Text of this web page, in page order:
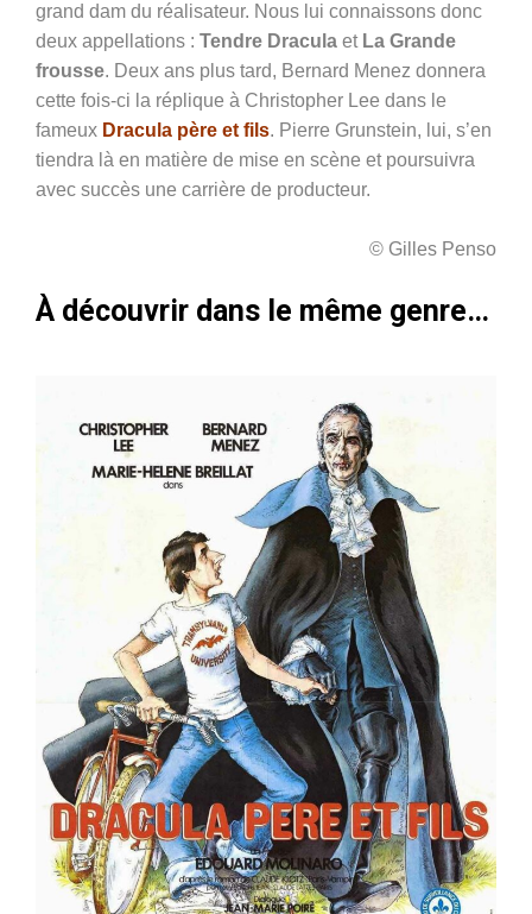
grand dam du réalisateur. Nous lui connaissons donc
deux appellations : Tendre Dracula et La Grande
frousse. Deux ans plus tard, Bernard Menez donnera
cette fois-ci la réplique à Christopher Lee dans le
fameux Dracula père et fils. Pierre Grunstein, lui, s’en
tiendra là en matière de mise en scène et poursuivra
avec succès une carrière de producteur.
© Gilles Penso
À découvrir dans le même genre…